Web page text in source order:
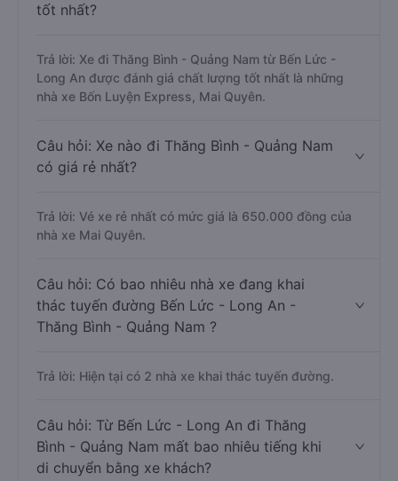
tốt nhất?
Trả lời: Xe đi Thăng Bình - Quảng Nam từ Bến Lức -
Long An được đánh giá chất lượng tốt nhất là những
nhà xe Bốn Luyện Express, Mai Quyên.
Câu hỏi: Xe nào đi Thăng Bình - Quảng Nam
có giá rẻ nhất?
Trả lời: Vé xe rẻ nhất có mức giá là 650.000 đồng của
nhà xe Mai Quyên.
Câu hỏi: Có bao nhiêu nhà xe đang khai
thác tuyến đường Bến Lức - Long An -
Thăng Bình - Quảng Nam ?
Trả lời: Hiện tại có 2 nhà xe khai thác tuyến đường.
Câu hỏi: Từ Bến Lức - Long An đi Thăng
Bình - Quảng Nam mất bao nhiêu tiếng khi
di chuyển bằng xe khách?